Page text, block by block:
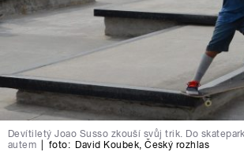
Devítiletý Joao Susso zkouší svůj trik. Do
autem
foto: David Koubek,Český rozhlas